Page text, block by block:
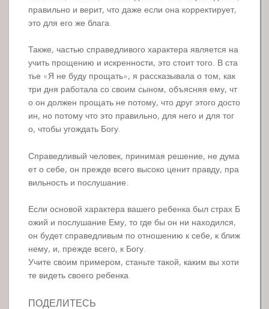
правильно и верит, что даже если она корректирует,
это для его же блага.
Также, частью справедливого характера является на
учить прощению и искренности, это стоит того. В ста
тье «Я не буду прощать», я рассказывала о том, как
три дня работала со своим сыном, объясняя ему, чт
о он должен прощать не потому, что друг этого досто
ин, но потому что это правильно, для него и для тог
о, чтобы угождать Богу.
Справедливый человек, принимая решение, не дума
ет о себе, он прежде всего высоко ценит правду, пра
вильность и послушание.
Если основой характера вашего ребенка был страх Б
ожий и послушание Ему, то где бы он ни находился,
он будет справедливым по отношению к себе, к ближ
нему, и, прежде всего, к Богу.
Учите своим примером, станьте такой, каким вы хоти
те видеть своего ребенка.
ПОДЕЛИТЕСЬ